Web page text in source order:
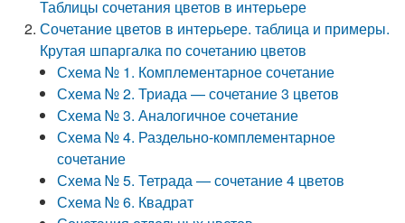
Таблицы сочетания цветов в интерьере
Сочетание цветов в интерьере. таблица и примеры.
Крутая шпаргалка по сочетанию цветов
Схема № 1. Комплементарное сочетание
Схема № 2. Триада — сочетание 3 цветов
Схема № 3. Аналогичное сочетание
Схема № 4. Раздельно-комплементарное
сочетание
Схема № 5. Тетрада — сочетание 4 цветов
Схема № 6. Квадрат